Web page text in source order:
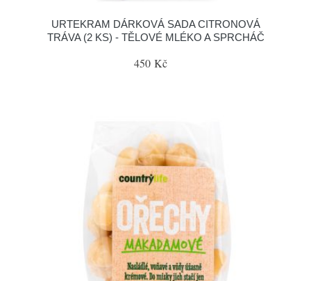
URTEKRAM DÁRKOVÁ SADA CITRONOVÁ
TRÁVA (2 KS) - TĚLOVÉ MLÉKO A SPRCHÁČ
450 Kč